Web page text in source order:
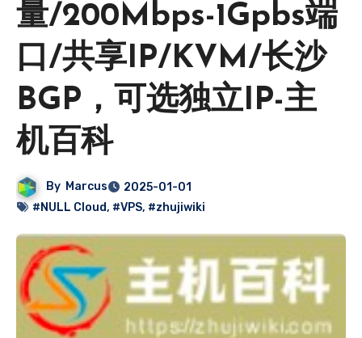
量/200Mbps-1Gpbs端
口/共享IP/KVM/长沙
BGP，可选独立IP-主
机百科
By Marcus
2025-01-01
#NULL Cloud, #VPS, #zhujiwiki